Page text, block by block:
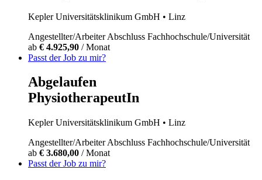
Kepler Universitätsklinikum GmbH • Linz
Angestellter/ArbeiterAbschluss Fachhochschule/Universität
ab € 4.925,90 / Monat
Passt der Job zu mir?
Abgelaufen
PhysiotherapeutIn
Kepler Universitätsklinikum GmbH • Linz
Angestellter/ArbeiterAbschluss Fachhochschule/Universität
ab € 3.680,00 / Monat
Passt der Job zu mir?